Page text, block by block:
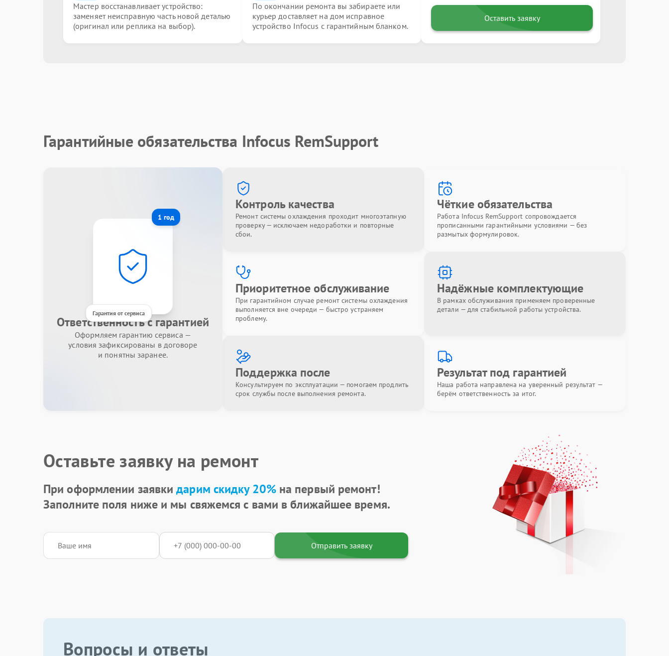
Мастер восстанавливает устройство:
заменяет неисправную часть новой деталью
(оригинал или реплика на выбор).
По окончании ремонта вы забираете или
курьер доставляет на дом исправное
устройство Infocus с гарантийным бланком.
Оставить заявку
Гарантийные обязательства Infocus RemSupport
1 год
Гарантия от сервиса
Ответственность с гарантией
Оформляем гарантию сервиса —
условия зафиксированы в договоре
и понятны заранее.
Контроль качества
Ремонт системы охлаждения проходит многоэтапную
проверку — исключаем недоработки и повторные
сбои.
Чёткие обязательства
Работа Infocus RemSupport сопровождается
прописанными гарантийными условиями — без
размытых формулировок.
Приоритетное обслуживание
При гарантийном случае ремонт системы охлаждения
выполняется вне очереди — быстро устраняем
проблему.
Надёжные комплектующие
В рамках обслуживания применяем проверенные
детали — для стабильной работы устройства.
Поддержка после
Консультируем по эксплуатации — помогаем продлить
срок службы после выполнения ремонта.
Результат под гарантией
Наша работа направлена на уверенный результат —
берём ответственность за итог.
Оставьте заявку на ремонт
При оформлении заявкидарим скидку 20%на первый ремонт!
Заполните поля ниже и мы свяжемся с вами в ближайшее время.
Отправить заявку
Вопросы и ответы